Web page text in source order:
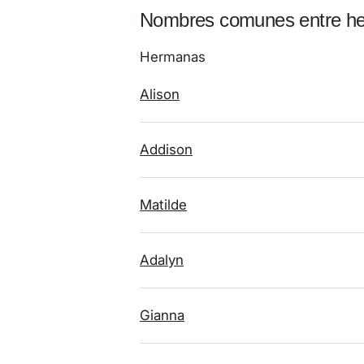
Nombres comunes entre
Hermanas
Alison
Addison
Matilde
Adalyn
Gianna